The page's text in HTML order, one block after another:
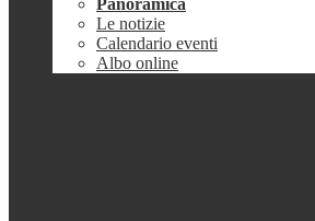
Panoramica
Le notizie
Calendario eventi
Albo online